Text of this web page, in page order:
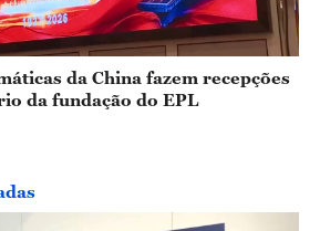
da China fazem recepções
da fundação do EPL